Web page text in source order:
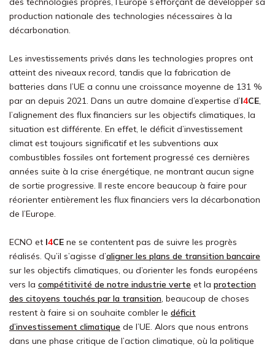
production nationale des technologies nécessaires à la
décarbonation.
Les investissements privés dans les technologies propres ont
atteint des niveaux record, tandis que la fabrication de
batteries dans l’UE a connu une croissance moyenne de 131 %
par an depuis 2021. Dans un autre domaine d’expertise d’I4CE,
l’alignement des flux financiers sur les objectifs climatiques, la
situation est différente. En effet, le déficit d’investissement
climat est toujours significatif et les subventions aux
combustibles fossiles ont fortement progressé ces dernières
années suite à la crise énergétique, ne montrant aucun signe
de sortie progressive. Il reste encore beaucoup à faire pour
réorienter entièrement les flux financiers vers la décarbonation
de l’Europe.
ECNO et I4CE ne se contentent pas de suivre les progrès
réalisés. Qu’il s’agisse d’aligner les plans de transition bancaire
sur les objectifs climatiques, ou d’orienter les fonds européens
vers la compétitivité de notre industrie verte et la protection
des citoyens touchés par la transition, beaucoup de choses
restent à faire si on souhaite combler le déficit
d’investissement climatique de l’UE. Alors que nous entrons
dans une phase critique de l’action climatique, où la politique